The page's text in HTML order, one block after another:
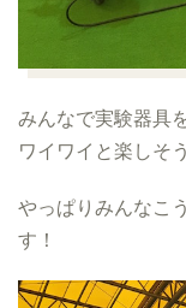
みんなで実験器具
ワイワイと楽しそ
やっぱりみんなこ
す！